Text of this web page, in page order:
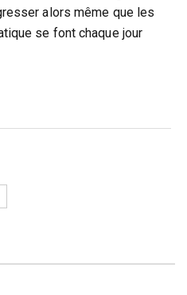
alors même que les
se font chaque jour